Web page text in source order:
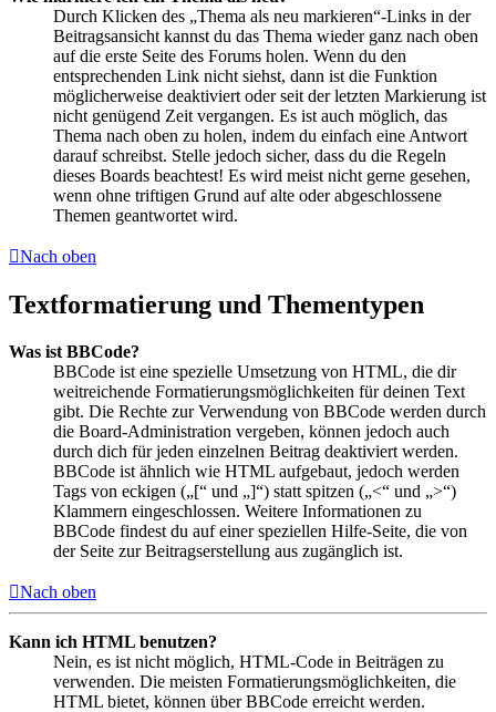
Durch Klicken des „Thema als neu markieren“-Links in der
Beitragsansicht kannst du das Thema wieder ganz nach oben
auf die erste Seite des Forums holen. Wenn du den
entsprechenden Link nicht siehst, dann ist die Funktion
möglicherweise deaktiviert oder seit der letzten Markierung ist
nicht genügend Zeit vergangen. Es ist auch möglich, das
Thema nach oben zu holen, indem du einfach eine Antwort
darauf schreibst. Stelle jedoch sicher, dass du die Regeln
dieses Boards beachtest! Es wird meist nicht gerne gesehen,
wenn ohne triftigen Grund auf alte oder abgeschlossene
Themen geantwortet wird.
Nach oben
Textformatierung und Thementypen
Was ist BBCode?
BBCode ist eine spezielle Umsetzung von HTML, die dir
weitreichende Formatierungsmöglichkeiten für deinen Text
gibt. Die Rechte zur Verwendung von BBCode werden durch
die Board-Administration vergeben, können jedoch auch
durch dich für jeden einzelnen Beitrag deaktiviert werden.
BBCode ist ähnlich wie HTML aufgebaut, jedoch werden
Tags von eckigen („[“ und „]“) statt spitzen („<“ und „>“)
Klammern eingeschlossen. Weitere Informationen zu
BBCode findest du auf einer speziellen Hilfe-Seite, die von
der Seite zur Beitragserstellung aus zugänglich ist.
Nach oben
Kann ich HTML benutzen?
Nein, es ist nicht möglich, HTML-Code in Beiträgen zu
verwenden. Die meisten Formatierungsmöglichkeiten, die
HTML bietet, können über BBCode erreicht werden.